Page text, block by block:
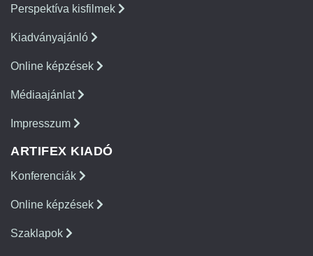
Perspektíva kisfilmek
Kiadványajánló
Online képzések
Médiaajánlat
Impresszum
ARTIFEX KIADÓ
Konferenciák
Online képzések
Szaklapok